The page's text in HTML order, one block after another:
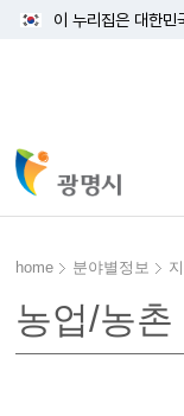
이 누리집은 대한민
home 분야별정보
농업/농촌